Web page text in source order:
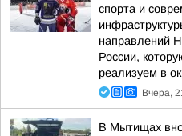
спорта и
направлений
России,
реализуем в
Вчера,
В Мытищах